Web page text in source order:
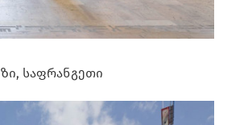
საფრანგეთი